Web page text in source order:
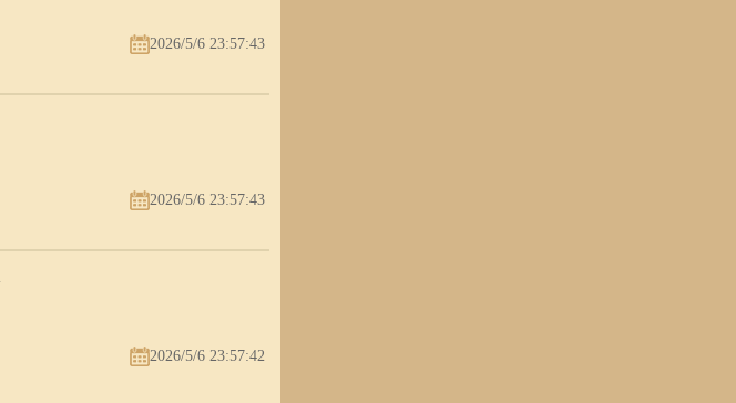
2026/5/6 23:57:43
2026/5/6 23:57:43
2026/5/6 23:57:42